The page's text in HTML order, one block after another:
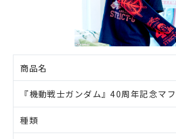
商品名
『機動戦士ガンダム』40周年記念マ
種類